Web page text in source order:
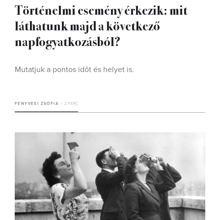
Történelmi esemény érkezik: mit
láthatunk majd a következő
napfogyatkozásból?
Mutatjuk a pontos időt és helyet is.
FENYVESI ZSÓFIA 2 PERC